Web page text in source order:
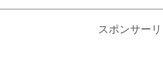
スポンサー